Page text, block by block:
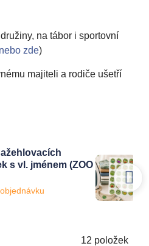
na tábor i sportovní
zde)
majiteli a rodiče ušetří
s vl. jménem (ZOO
12 položek